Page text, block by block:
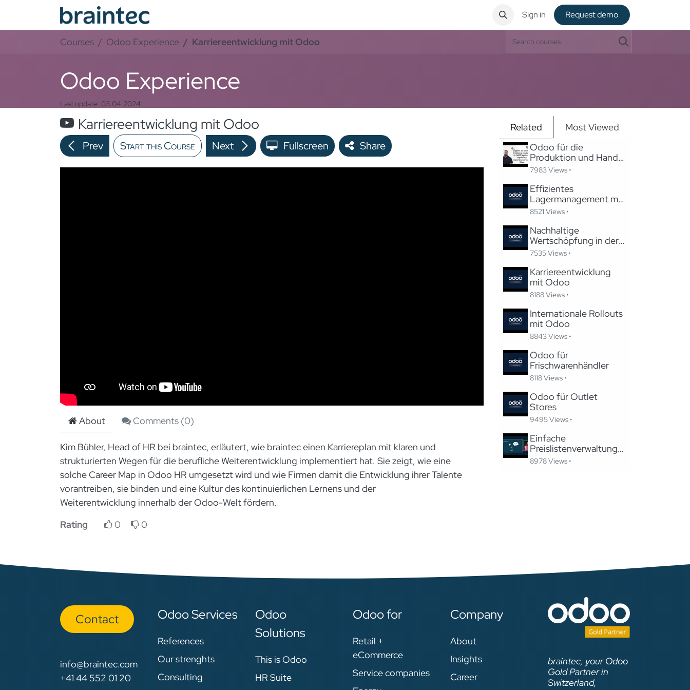
Skip to Content
Sign in Request de​​mo
Courses Odoo Experience Karriereentwicklung mit Odoo
Odoo Experience
Last update: 03.04.2024
Related
Most Viewed
Odoo für die
Produktion und Handel
von alkoholischen
7983 Views •
Effizientes
Lagermanagement mit
Odoo
8521 Views •
Nachhaltige
Wertschöpfung in der
Gastronomie mit Odoo
7535 Views •
Karriereentwicklung
mit Odoo
8188 Views •
Internationale Rollouts
mit Odoo
8843 Views •
Odoo für
Frischwarenhändler
8118 Views •
Odoo für Outlet
Stores
9495 Views •
Einfache
Preislistenverwaltung
in Odoo
8978 Views •
Karriereentwicklung mit Odoo
Prev Start this Course Next Fullscreen Share
About Comments (0)
Kim Bühler, Head of HR bei braintec, erläutert, wie braintec einen Karriereplan mit klaren und
strukturierten Wegen für die berufliche Weiterentwicklung implementiert hat. Sie zeigt, wie eine
solche Career Map in Odoo HR umgesetzt wird und wie Firmen damit die Entwicklung ihrer Talente
vorantreiben, sie binden und eine Kultur des kontinuierlichen Lernens und der
Weiterentwicklung innerhalb der Odoo-Welt fördern.
Rating
0 0
Con​​​​tact
info@braintec.com
+41 44 552 01 20
Odoo Services
References
Our strenghts
Consulting
Odoo
Solutions
This is Odoo
HR Suite
Odoo for
Retail +
eCommerce
Service companies
Company
About
Insights
Career
braintec, your Odoo
Gold Partner in
Switzerland,